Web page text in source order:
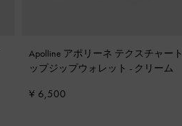
Apolline アポリーネ テクスチャート
ップジップウォレット - クリーム
¥ 6,500